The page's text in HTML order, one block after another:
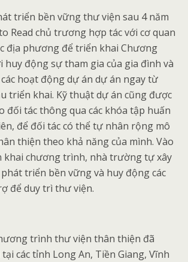
triển bền vững thư viện sau 4 năm
Read chủ trương hợp tác với cơ quan
địa phương để triển khai Chương
động sự tham gia của gia đình và
hoạt động dự án dự án ngay từ
triển khai. Kỹ thuật dự án cũng được
đối tác thông qua các khóa tập huấn
để đối tác có thể tự nhân rộng mô
thiện theo khả năng của mình. Vào
khai chương trình, nhà trường tự xây
triển bền vững và huy động các
để duy trì thư viện.
trình thư viện thân thiện đã
các tỉnh Long An, Tiền Giang, Vĩnh